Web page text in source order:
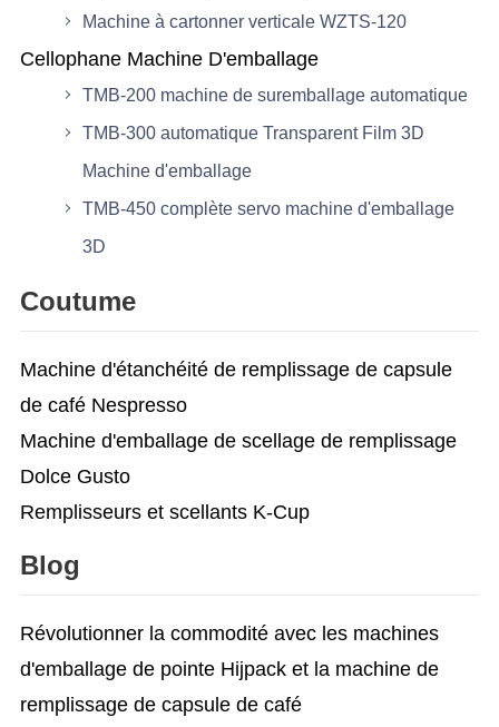
Machine à cartonner verticale WZTS-120
Cellophane Machine D'emballage
TMB-200 machine de suremballage automatique
TMB-300 automatique Transparent Film 3D
Machine d'emballage
TMB-450 complète servo machine d'emballage
3D
Coutume
Machine d'étanchéité de remplissage de capsule
de café Nespresso
Machine d'emballage de scellage de remplissage
Dolce Gusto
Remplisseurs et scellants K-Cup
Blog
Révolutionner la commodité avec les machines
d'emballage de pointe Hijpack et la machine de
remplissage de capsule de café